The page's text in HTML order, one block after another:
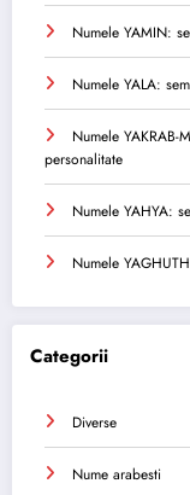
Numele YAMIN:
Numele YALA:
Numele YAKRAB-
personalitate
Numele YAHYA:
Numele
Categorii
Diverse
Nume arabesti